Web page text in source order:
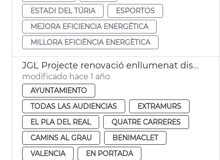
ESTADI DEL TÚRIA
ESPORTOS
MEJORA EFICIENCIA ENERGÉTICA
MILLORA EFICIÉNCIA ENERGÈTICA
JGL Projecte renovació enllumenat districtes València
modificado hace 1 año
AYUNTAMIENTO
TODAS LAS AUDIENCIAS
EXTRAMURS
EL PLA DEL REAL
QUATRE CARRERES
CAMINS AL GRAU
BENIMACLET
VALENCIA
EN PORTADA